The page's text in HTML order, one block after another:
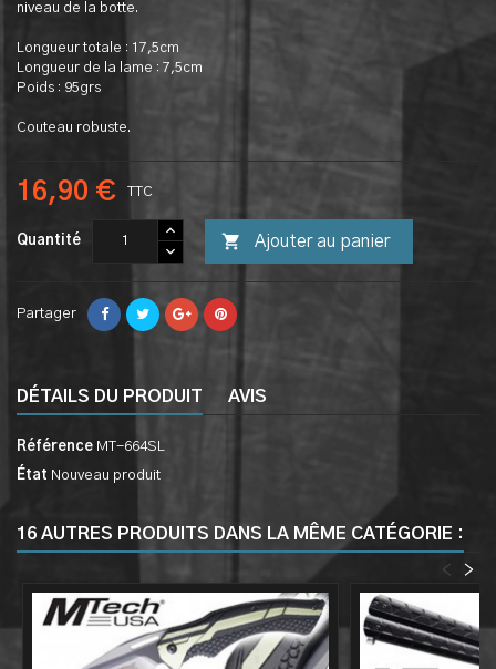
niveau de la botte.
Longueur totale : 17,5cm
Longueur de la lame : 7,5cm
Poids : 95grs
Couteau robuste.
16,90 € TTC
Quantité  Ajouter au panier
Partager
DÉTAILS DU PRODUIT AVIS
Référence MT-664SL
État Nouveau produit
16 AUTRES PRODUITS DANS LA MÊME CATÉGORIE :
>
<